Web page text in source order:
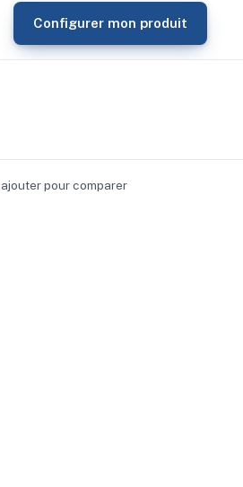
Configurer mon produit
ajouter pour comparer